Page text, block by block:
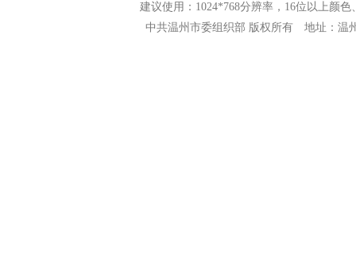
建议使用：1024*768分辨率，16位以上颜
中共温州市委组织部 版权所有 地址：温